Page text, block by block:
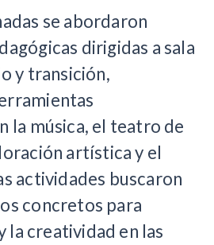
se abordaron
dirigidas a sala
y transición,
la música, el teatro de
artística y el
actividades buscaron
concretos para
la creatividad en las